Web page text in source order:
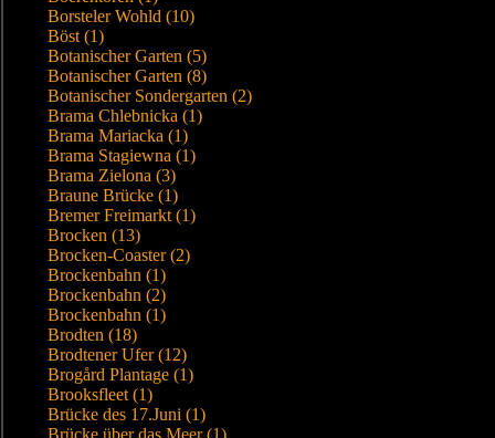
Borsteler Wohld (10)
Böst (1)
Botanischer Garten (5)
Botanischer Garten (8)
Botanischer Sondergarten (2)
Brama Chlebnicka (1)
Brama Mariacka (1)
Brama Stagiewna (1)
Brama Zielona (3)
Braune Brücke (1)
Bremer Freimarkt (1)
Brocken (13)
Brocken-Coaster (2)
Brockenbahn (1)
Brockenbahn (2)
Brockenbahn (1)
Brodten (18)
Brodtener Ufer (12)
Brogård Plantage (1)
Brooksfleet (1)
Brücke des 17.Juni (1)
Brücke über das Meer (1)